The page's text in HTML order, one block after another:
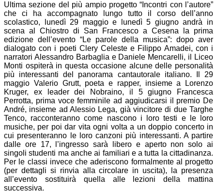
Ultima sezione del più ampio progetto “Incontri con l’autore”
che ci ha accompagnato lungo tutto il corso dell’anno
scolastico, lunedì 29 maggio e lunedì 5 giugno andrà in
scena al Chiostro di San Francesco a Cesena la prima
edizione dell’evento “Le parole della musica”: dopo aver
dialogato con i poeti Clery Celeste e Filippo Amadei, con i
narratori Alessandro Barbaglia e Daniele Mencarelli, il Liceo
Monti ospiterà in questa occasione alcune delle personalità
più interessanti del panorama cantautorale italiano. Il 29
maggio Valerio Grutt, poeta e rapper, insieme a Lorenzo
Kruger, ex leader dei Nobraino, il 5 giugno Francesca
Perrotta, prima voce femminile ad aggiudicarsi il premio De
André, insieme ad Alessio Lega, già vincitore di due Targhe
Tenco, racconteranno come nascono i loro testi e le loro
musiche, per poi dar vita ogni volta a un doppio concerto in
cui presenteranno le loro canzoni più interessanti. A partire
dalle ore 17, l’ingresso sarà libero e aperto non solo ai
singoli studenti ma anche ai familiari e a tutta la cittadinanza.
Per le classi invece che aderiscono formalmente al progetto
(per dettagli si rinvia alla circolare in uscita), la presenza
all’evento sostituirà quella alle lezioni della mattina
successiva.